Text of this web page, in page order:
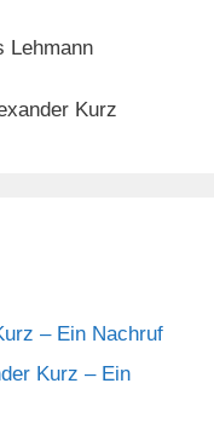
Lehmann
Kurz
– Ein Nachruf
Kurz – Ein